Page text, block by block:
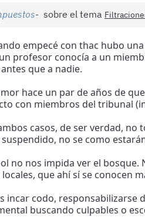
sobre el tema
empecé con thac hubo
profesor conocía a un
que a nadie.
hace un par de años de
con miembros del tribunal
casos, de ser verdad,
no se como
no nos impida ver el
que ahí sí se conocen
incar codo, responsabilizarse
buscando culpables o